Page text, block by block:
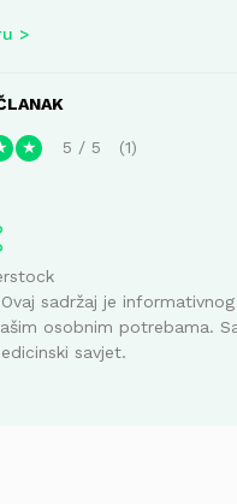
★ 5 / 5 1
Ovaj sadržaj je
osobnim potrebama.
savjet.